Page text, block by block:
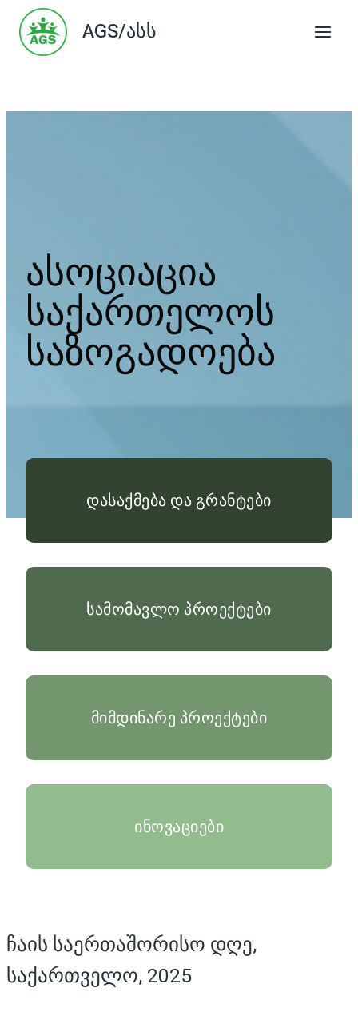
Skip
content
AGS/ასს
ასოციაცია
საქართელოს
საზოგადოება
დასაქმება და გრანტები
სამომავლო პროექტები
მიმდინარე პროექტები
ინოვაციები
ჩაის საერთაშორისო დღე,
საქართველო, 2025